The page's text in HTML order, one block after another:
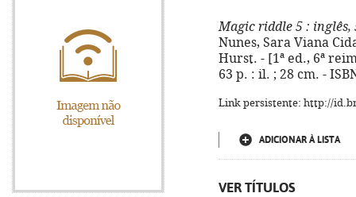
Magic riddle 5 : inglês,
Nunes, Sara Viana
Hurst. - [1ª ed., 6ª
63 p. : il. ; 28 cm. -
Link persistente: http://
ADICIONAR À LISTA
VER TÍTULOS